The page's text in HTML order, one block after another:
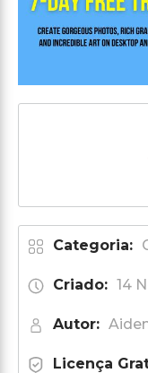
Categoria:
Criado: 14
Autor:
Licença